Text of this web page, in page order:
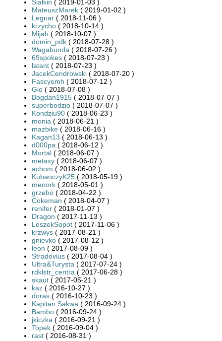
Sialkin ( 2019-01-03 )
MateuszMarek ( 2019-01-02 )
Legnar ( 2018-11-06 )
krzycho ( 2018-10-14 )
Mijah ( 2018-10-07 )
domin_pdk ( 2018-07-28 )
Wagabunda ( 2018-07-26 )
69spokes ( 2018-07-23 )
latant ( 2018-07-23 )
JacekCendrowski ( 2018-07-20 )
Fascyemh ( 2018-07-12 )
Gio ( 2018-07-08 )
Bogdan1915 ( 2018-07-07 )
superbodzio ( 2018-07-07 )
Kondziu90 ( 2018-06-23 )
monia ( 2018-06-21 )
mazbike ( 2018-06-16 )
Kagan13 ( 2018-06-13 )
d000pa ( 2018-06-12 )
Mortal ( 2018-06-07 )
metaxy ( 2018-06-07 )
achom ( 2018-06-02 )
KubanczyK25 ( 2018-05-19 )
menork ( 2018-05-01 )
grzebo ( 2018-04-22 )
Cokeman ( 2018-04-07 )
renifer ( 2018-01-07 )
Dragon ( 2017-11-13 )
LeszekSopot ( 2017-11-06 )
krzwys ( 2017-08-21 )
gnievko ( 2017-08-12 )
leon ( 2017-08-09 )
Stradovius ( 2017-08-04 )
Ultra&Turysta ( 2017-07-24 )
rdklstr_centra ( 2017-06-28 )
skaut ( 2017-05-21 )
kaz ( 2016-10-27 )
doras ( 2016-10-23 )
Kapitan Sakwa ( 2016-09-24 )
Bambo ( 2016-09-24 )
jkiczka ( 2016-09-21 )
Topek ( 2016-09-04 )
rast ( 2016-08-31 )